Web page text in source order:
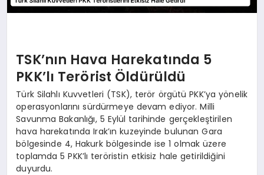
TSK’nın Hava Harekatında 5
PKK’lı Terörist Öldürüldü
Türk Silahlı Kuvvetleri (TSK), terör örgütü PKK’ya yönelik
operasyonlarını sürdürmeye devam ediyor. Milli
Savunma Bakanlığı, 5 Eylül tarihinde gerçekleştirilen
hava harekatında Irak’ın kuzeyinde bulunan Gara
bölgesinde 4, Hakurk bölgesinde ise 1 olmak üzere
toplamda 5 PKK’lı teröristin etkisiz hale getirildiğini
duyurdu.